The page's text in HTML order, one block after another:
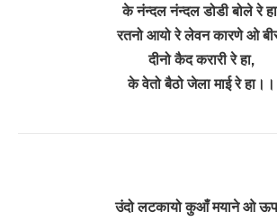
के नंन्दल नंन्दल डोडी बोले रे
रतनो आयो रे लेवन कारणे ओ
दीनो कैद करारी रे हा,
के वेतो बैठो जेला माई रे हा।।
उंदो लटकायो कुआँ मयाने ओ